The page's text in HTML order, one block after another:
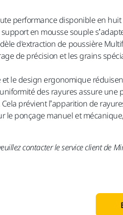
performance disponible en
en mousse souple
d'extraction de poussière
de précision et les grains
et le design ergonomique
des rayures assure
prévient l’apparition de
le ponçage manuel et
contacter le service client de